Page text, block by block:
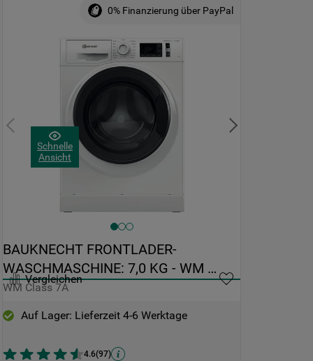
Schnelle
Ansicht
0% Finanzierung über PayPal
Vergleichen
BAUKNECHT FRONTLADER-
WASCHMASCHINE: 7,0 KG - WM
CLASS 7A
WM Class 7A
Auf Lager: Lieferzeit 4-6 Werktage
4.6(97)